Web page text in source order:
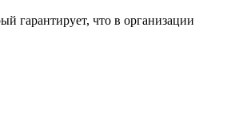
гарантирует, что в организации